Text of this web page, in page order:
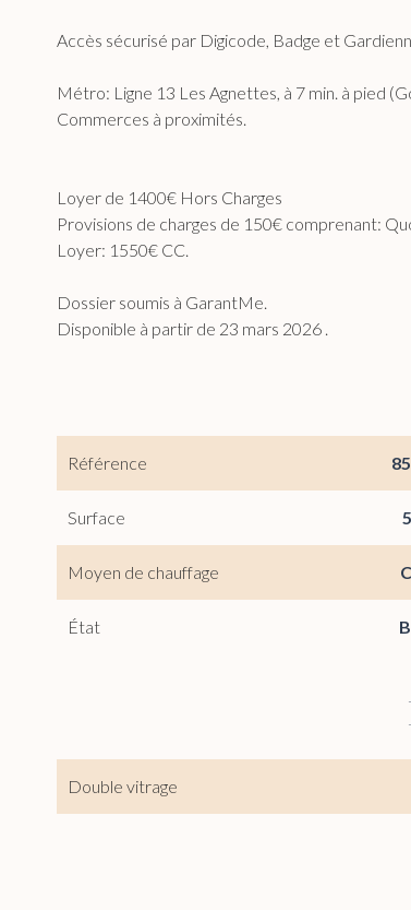
Accès sécurisé par Digicode, Badge et
Métro: Ligne 13 Les Agnettes, à 7 min. à pied
Commerces à proximités.
Loyer de 1400€ Hors Charges
Provisions de charges de 150€ comprenant:
Loyer: 1550€ CC.
Dossier soumis à GarantMe.
Disponible à partir de 23 mars 2026 .
Référence
Surface
Moyen de chauffage
État
Double vitrage